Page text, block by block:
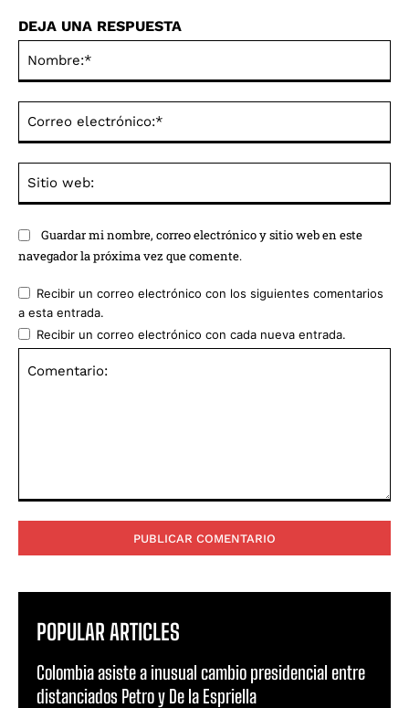
DEJA UNA RESPUESTA
Guardar mi nombre, correo electrónico y sitio web en este
navegador la próxima vez que comente.
Recibir un correo electrónico con los siguientes comentarios
a esta entrada.
Recibir un correo electrónico con cada nueva entrada.
POPULAR ARTICLES
Colombia asiste a inusual cambio presidencial entre
distanciados Petro y De la Espriella